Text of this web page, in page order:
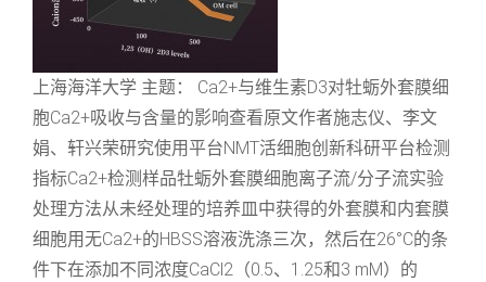
上海海洋大学 主题： Ca2+与维生素D3对牡蛎外套膜细
胞Ca2+吸收与含量的影响查看原文作者施志仪、李文
娟、轩兴荣研究使用平台NMT活细胞创新科研平台检测
指标Ca2+检测样品牡蛎外套膜细胞离子流/分子流实验
处理方法从未经处理的培养皿中获得的外套膜和内套膜
细胞用无Ca2+的HBSS溶液洗涤三次，然后在26°C的条
件下在添加不同浓度CaCl2（0.5、1.25和3 mM）的